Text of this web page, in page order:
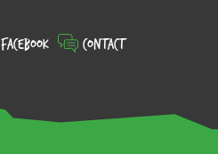
Facebook Contact